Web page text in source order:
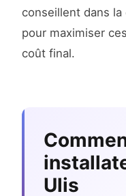
conseillent dans
pour maximiser
coût final.
Ulis